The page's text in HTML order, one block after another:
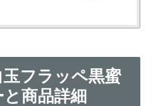
フラッペ黒蜜
商品詳細